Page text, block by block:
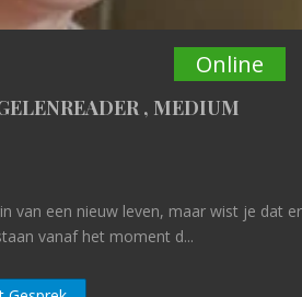
,MEDIUM
leven, maar wist je dat er
het moment d...
Hey